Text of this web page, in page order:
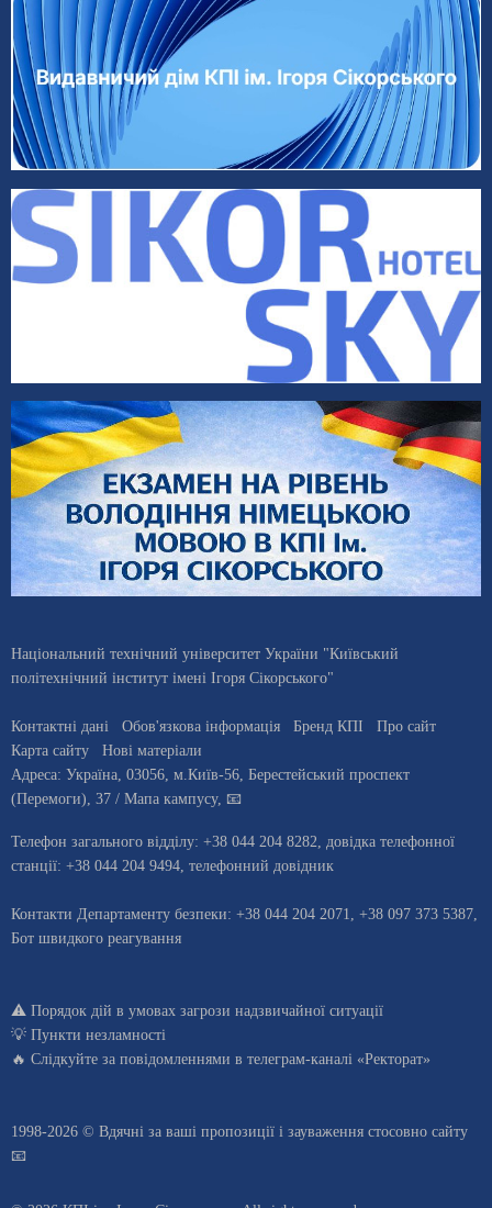
Національний технічний університет України "Київський
політехнічний інститут імені Ігоря Сікорського"
Контактні дані Обов'язкова інформація Бренд КПІ
Про сайт
Карта сайту
Нові матеріали
Адреса: Україна, 03056, м.Київ-56, Берестейський проспект
(Перемоги), 37 / Мапа кампусу, 📧
Телефон загального відділу: +38 044 204 8282, довiдка телефонної
станцiї: +38 044 204 9494, телефонний довідник
Контакти Департаменту безпеки: +38 044 204 2071, +38 097 373 5387,
Бот швидкого реагування
⚠️ Порядок дій в умовах загрози надзвичайної ситуації
💡 Пункти незламності
🔥 Слідкуйте за повідомленнями в телеграм-каналі «Ректорат»
1998-2026 © Вдячні за ваші пропозиції і зауваження стосовно сайту
📧